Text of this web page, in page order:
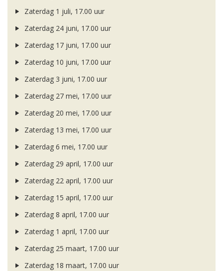
Zaterdag 1 juli, 17.00 uur
Zaterdag 24 juni, 17.00 uur
Zaterdag 17 juni, 17.00 uur
Zaterdag 10 juni, 17.00 uur
Zaterdag 3 juni, 17.00 uur
Zaterdag 27 mei, 17.00 uur
Zaterdag 20 mei, 17.00 uur
Zaterdag 13 mei, 17.00 uur
Zaterdag 6 mei, 17.00 uur
Zaterdag 29 april, 17.00 uur
Zaterdag 22 april, 17.00 uur
Zaterdag 15 april, 17.00 uur
Zaterdag 8 april, 17.00 uur
Zaterdag 1 april, 17.00 uur
Zaterdag 25 maart, 17.00 uur
Zaterdag 18 maart, 17.00 uur